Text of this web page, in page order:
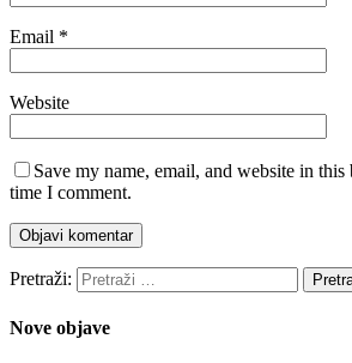
Email *
Website
Save my name, email, and website in
time I comment.
Pretraži:
Nove objave